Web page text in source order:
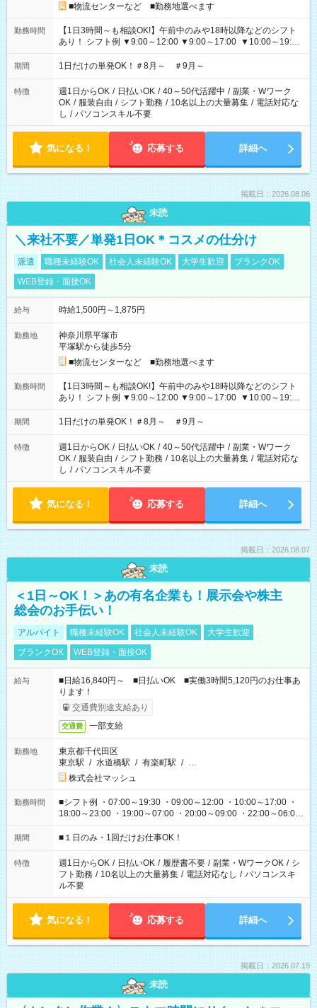
■物流センターなど ■勤務地選べます
勤務時間
【1日3時間～も相談OK!】午前中のみや18時以降などのシフト
あり！ シフト例 ▼9:00～12:00 ▼9:00～17:00 ▼10:00～19:00
▼18:00～21:00
期間 1日だけの単発OK！＃8月～ ＃9月～
特徴 週1日からOK / 日払いOK / 40～50代活躍中 / 副業・Wワーク
OK / 服装自由 / シフト勤務 / 10名以上の大量募集 / 電話対応な
し / パソコンスキル不要
気になる！ 応募する 詳細へ
掲載日：2026.08.06
未読
＼来社不要／単発1日OK＊コスメの仕分け
派遣 職種未経験OK 社会人未経験OK 大学生歓迎
ブランクOK
WEB登録・面接OK
給与 時給1,500円～1,875円
勤務地
神奈川県平塚市
平塚駅から徒歩5分
■物流センターなど ■勤務地選べます
勤務時間
【1日3時間～も相談OK!】午前中のみや18時以降などのシフト
あり！ シフト例 ▼9:00～12:00 ▼9:00～17:00 ▼10:00～19:00
▼18:00～21:00
期間 1日だけの単発OK！＃8月～ ＃9月～
特徴 週1日からOK / 日払いOK / 40～50代活躍中 / 副業・Wワーク
OK / 服装自由 / シフト勤務 / 10名以上の大量募集 / 電話対応な
し / パソコンスキル不要
気になる！ 応募する 詳細へ
掲載日：2026.08.07
未読
＜1日～OK！＞あの有名企業も！展示会や株主
総会のお手伝い！
アルバイト 職種未経験OK 社会人未経験OK
大学生歓迎
ブランクOK
WEB登録・面接OK
給与
■日給16,840円～ ■日払いOK ■実働3時間5,120円のお仕事あ
ります！
交通費別途支給あり
交通費 一部支給
勤務地
東京都千代田区
東京駅 / 水道橋駅 / 有楽町駅 / …
株式会社マッシュ
勤務時間
■シフト例 ・07:00～19:30 ・09:00～12:00 ・10:00～17:00 ・
18:00～23:00 ・19:00～07:00 ・20:00～09:00 ・22:00～06:00
etc ★最短で3時間で5,120円のお仕事から 15時間で2万円近く稼
げるお仕事も！ ご希望のお時間に合わせてご紹介！ ※シフトは
ください！
期間 ■１日のみ・1回だけお仕事OK！
特徴 週1日からOK / 日払いOK / 履歴書不要 / 副業・WワークOK / シ
フト勤務 / 10名以上の大量募集 / 電話対応なし / パソコンスキ
ル不要
気になる！ 応募する 詳細へ
掲載日：2026.07.19
未読